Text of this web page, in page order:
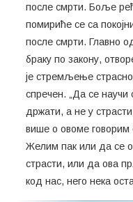
после смрти. Боље
помириће се са
после смрти. Главно
браку по закону,
је стремљење
спречен. „Да се научи
држати, а не у
више о овоме
Желим пак или да се
страсти, или да ова
код нас, него нека